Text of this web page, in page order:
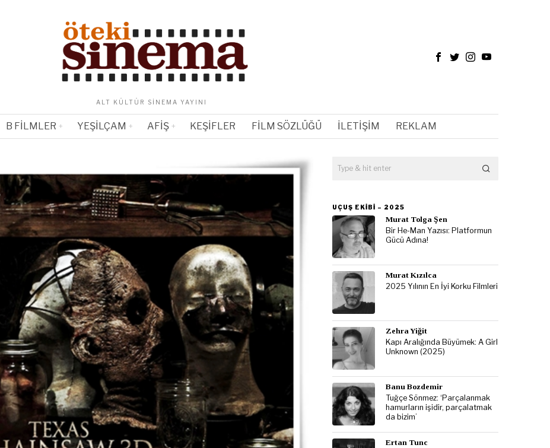
ALT KÜLTÜR SINEMA YAYINI
B FILMLER YEŞILÇAM AFIŞ KEŞIFLER FILM SÖZLÜĞÜ İLETIŞIM REKLAM
UÇUŞ EKIBI – 2025
Murat Tolga Şen
Bir He-Man Yazısı: Platformun
Gücü Adına!
Murat Kızılca
2025 Yılının En İyi Korku Filmleri
Zehra Yiğit
Kapı Aralığında Büyümek: A Girl
Unknown (2025)
Banu Bozdemir
Tuğçe Sönmez: ‘Parçalanmak
hamurların işidir, parçalatmak
da bizim’
Ertan Tunc